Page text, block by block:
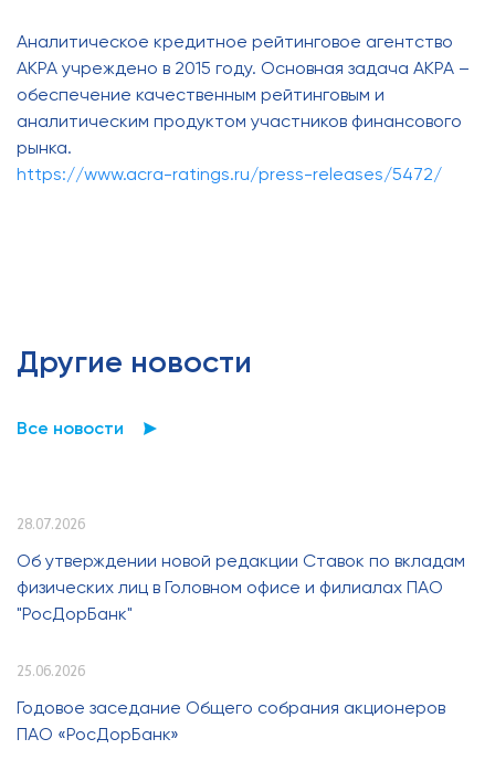
Аналитическое кредитное рейтинговое агентство
АКРА учреждено в 2015 году. Основная задача АКРА –
обеспечение качественным рейтинговым и
аналитическим продуктом участников финансового
рынка.
https://www.acra-ratings.ru/press-releases/5472/
Другие новости
Все новости
28.07.2026
Об утверждении новой редакции Ставок по вкладам
физических лиц в Головном офисе и филиалах ПАО
"РосДорБанк"
25.06.2026
Годовое заседание Общего собрания акционеров
ПАО «РосДорБанк»